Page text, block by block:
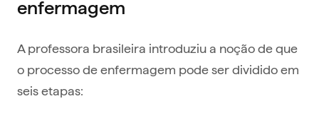
enfermagem
A professora brasileira introduziu a noção de que
o processo de enfermagem pode ser dividido em
seis etapas: